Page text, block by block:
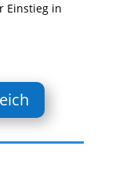
Einstieg in